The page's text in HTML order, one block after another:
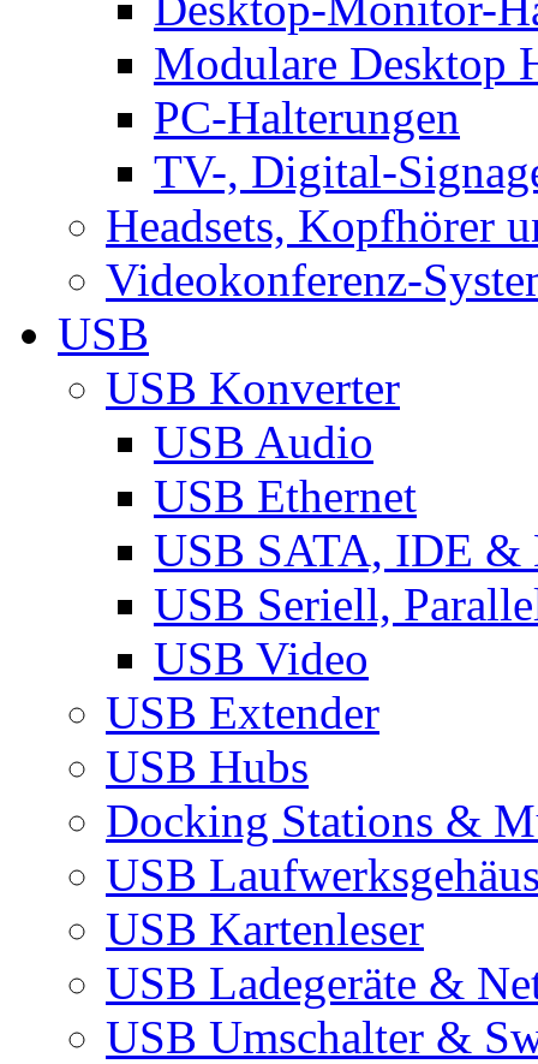
Modulare Desktop
PC-Halterungen
TV-, Digital-
Headsets, Kopfhörer
Videokonferenz-
USB
USB Konverter
USB Audio
USB Ethernet
USB SATA, IDE &
USB Seriell,
USB Video
USB Extender
USB Hubs
Docking Stations &
USB
USB Kartenleser
USB Ladegeräte &
USB Umschalter &